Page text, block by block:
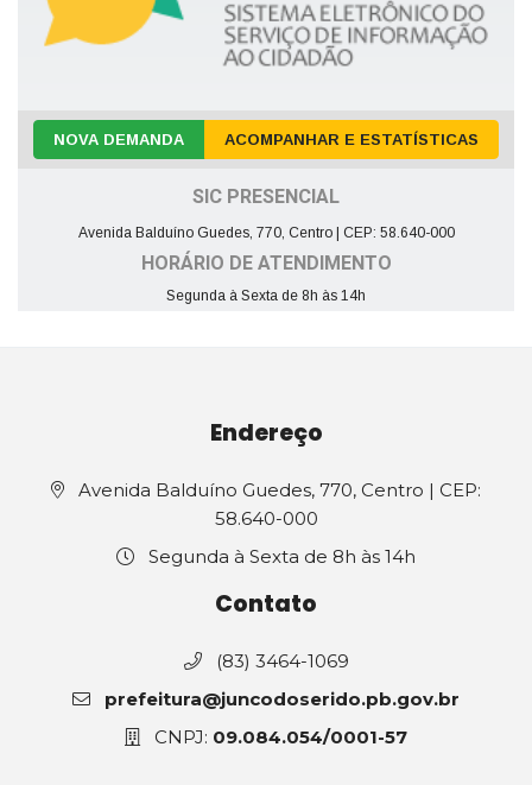
NOVA DEMANDA ACOMPANHAR E ESTATÍSTICAS
SIC PRESENCIAL
Avenida Balduíno Guedes, 770, Centro | CEP: 58.640-000
HORÁRIO DE ATENDIMENTO
Segunda à Sexta de 8h às 14h
Endereço
Avenida Balduíno Guedes, 770, Centro | CEP:
58.640-000
Segunda à Sexta de 8h às 14h
Contato
(83) 3464-1069
prefeitura@juncodoserido.pb.gov.br
CNPJ: 09.084.054/0001-57